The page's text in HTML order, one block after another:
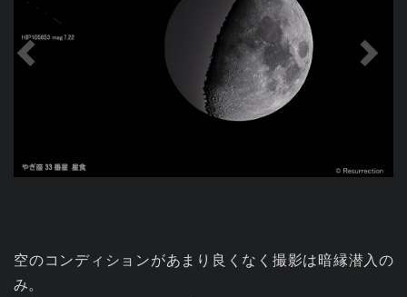
空のコンディションがあまり良くなく撮影は暗縁潜入の
み。